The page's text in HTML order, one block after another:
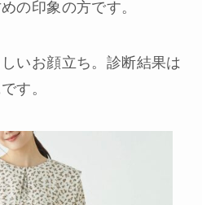
の印象の方です。
いお顔立ち。診断結果は
です。